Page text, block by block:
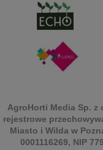
AgroHorti Media Sp. z
rejestrowe
Miasto i Wilda w
0001116269, NIP